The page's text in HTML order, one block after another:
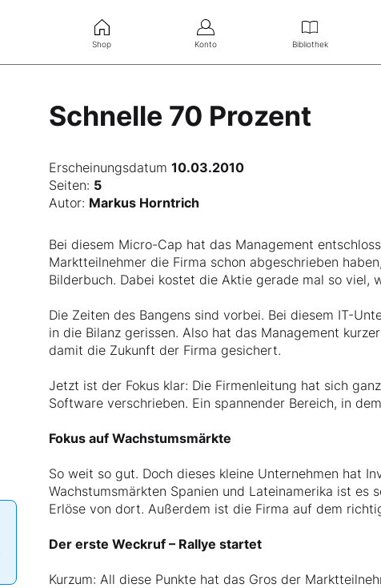
Shop Konto Bibliothek
Schnelle 70 Prozent
Erscheinungsdatum10.03.2010
Seiten: 5
Autor: Markus Horntrich
Bei diesem Micro-Cap hat das Management
Marktteilnehmer die Firma schon abgeschrieben
Bilderbuch. Dabei kostet die Aktie gerade mal so viel,
Die Zeiten des Bangens sind vorbei. Bei diesem IT-
in die Bilanz gerissen. Also hat das Management
damit die Zukunft der Firma gesichert.
Jetzt ist der Fokus klar: Die Firmenleitung hat sich
Software verschrieben. Ein spannender Bereich, in
Fokus auf Wachstumsmärkte
So weit so gut. Doch dieses kleine Unternehmen hat
Wachstumsmärkten Spanien und Lateinamerika ist
Erlöse von dort. Außerdem ist die Firma auf dem
Der erste Weckruf – Rallye startet
Kurzum: All diese Punkte hat das Gros der